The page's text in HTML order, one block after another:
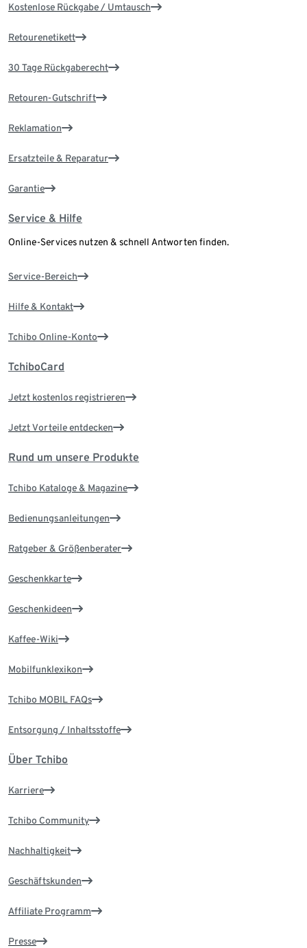
Kostenlose Rückgabe / Umtausch
Retourenetikett
30 Tage Rückgaberecht
Retouren-Gutschrift
Reklamation
Ersatzteile & Reparatur
Garantie
Service & Hilfe
Online-Services nutzen & schnell Antworten finden.
Service-Bereich
Hilfe & Kontakt
Tchibo Online-Konto
TchiboCard
Jetzt kostenlos registrieren
Jetzt Vorteile entdecken
Rund um unsere Produkte
Tchibo Kataloge & Magazine
Bedienungsanleitungen
Ratgeber & Größenberater
Geschenkkarte
Geschenkideen
Kaffee-Wiki
Mobilfunklexikon
Tchibo MOBIL FAQs
Entsorgung / Inhaltsstoffe
Über Tchibo
Karriere
Tchibo Community
Nachhaltigkeit
Geschäftskunden
Affiliate Programm
Presse